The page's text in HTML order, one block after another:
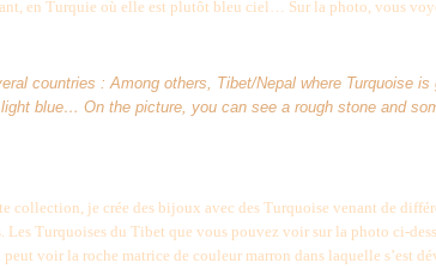
en Turquie où elle est plutôt bleu ciel… Sur la photo, vous
countries : Among others, Tibet/Nepal where Turquoise
blue… On the picture, you can see a rough stone and
collection, je crée des bijoux avec des Turquoise venant de
Les Turquoises du Tibet que vous pouvez voir sur la photo ci-
voir la roche matrice de couleur marron dans laquelle s’est